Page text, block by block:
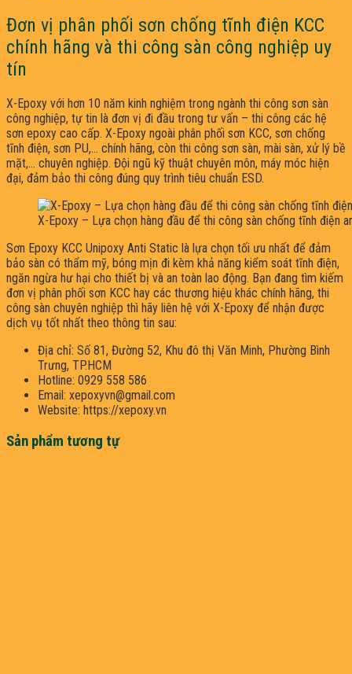
Đơn vị phân phối sơn chống tĩnh điện KCC
chính hãng và thi công sàn công nghiệp uy
tín
X-Epoxy với hơn 10 năm kinh nghiệm trong ngành thi công sơn sàn
công nghiệp, tự tin là đơn vị đi đầu trong tư vấn – thi công các hệ
sơn epoxy cao cấp. X-Epoxy ngoài phân phối sơn KCC, sơn chống
tĩnh điện, sơn PU,… chính hãng, còn thi công sơn sàn, mài sàn, xử lý bề
mặt,… chuyên nghiệp. Đội ngũ kỹ thuật chuyên môn, máy móc hiện
đại, đảm bảo thi công đúng quy trình tiêu chuẩn ESD.
X-Epoxy – Lựa chọn hàng đầu để thi công sàn chống tĩnh điện
Sơn Epoxy KCC Unipoxy Anti Static là lựa chọn tối ưu nhất để đảm
bảo sàn có thẩm mỹ, bóng mịn đi kèm khả năng kiểm soát tĩnh điện,
ngăn ngừa hư hại cho thiết bị và an toàn lao động. Bạn đang tìm kiếm
đơn vị phân phối sơn KCC hay các thương hiệu khác chính hãng, thi
công sàn chuyên nghiệp thì hãy liên hệ với X-Epoxy để nhận được
dịch vụ tốt nhất theo thông tin sau:
Địa chỉ: Số 81, Đường 52, Khu đô thị Văn Minh, Phường Bình
Trưng, TP.HCM
Hotline: 0929 558 586
Email: xepoxyvn@gmail.com
Website: https://xepoxy.vn
Sản phẩm tương tự